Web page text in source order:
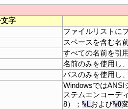
字
ファイルリストに
スペースを含む名
すべての名前を引
名前のみを使用し
パスのみを使用し
WindowsではANSI
ステムエンコーデ
8）； %L および%O